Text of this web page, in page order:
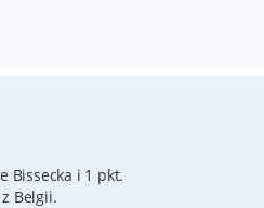
Bissecka i 1 pkt.
Belgii.